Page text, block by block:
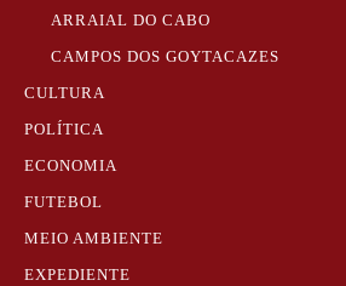
ARRAIAL DO CABO
CAMPOS DOS GOYTACAZES
CULTURA
POLÍTICA
ECONOMIA
FUTEBOL
MEIO AMBIENTE
EXPEDIENTE